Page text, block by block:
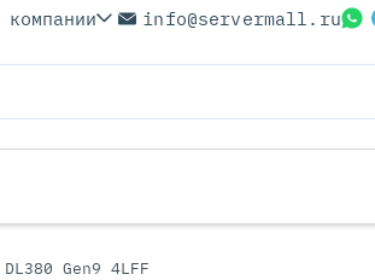
компании info@servermall.ru
Gen9 4LFF